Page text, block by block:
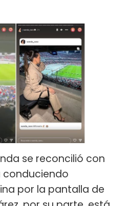
se reconcilió con
conduciendo
por la pantalla de